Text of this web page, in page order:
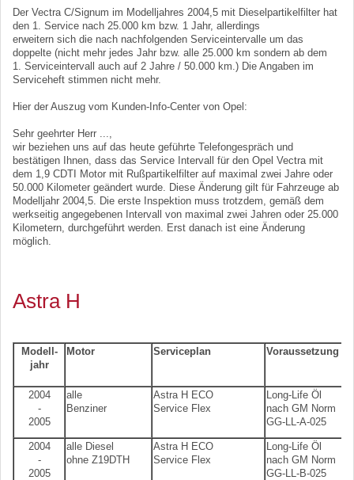
Der Vectra C/Signum im Modelljahres 2004,5 mit Dieselpartikelfilter hat
den 1. Service nach 25.000 km bzw. 1 Jahr, allerdings
erweitern sich die nach nachfolgenden Serviceintervalle um das
doppelte (nicht mehr jedes Jahr bzw. alle 25.000 km sondern ab dem
1. Serviceintervall auch auf 2 Jahre / 50.000 km.) Die Angaben im
Serviceheft stimmen nicht mehr.
Hier der Auszug vom Kunden-Info-Center von Opel:
Sehr geehrter Herr ...,
wir beziehen uns auf das heute geführte Telefongespräch und
bestätigen Ihnen, dass das Service Intervall für den Opel Vectra mit
dem 1,9 CDTI Motor mit Rußpartikelfilter auf maximal zwei Jahre oder
50.000 Kilometer geändert wurde. Diese Änderung gilt für Fahrzeuge ab
Modelljahr 2004,5. Die erste Inspektion muss trotzdem, gemäß dem
werkseitig angegebenen Intervall von maximal zwei Jahren oder 25.000
Kilometern, durchgeführt werden. Erst danach ist eine Änderung
möglich.
Astra H
Modell-
jahr
Motor Serviceplan Voraussetzung
2004
-
2005
alle
Benziner
Astra H ECO
Service Flex
Long-Life Öl
nach GM Norm
GG-LL-A-025
2004
-
2005
alle Diesel
ohne Z19DTH
Astra H ECO
Service Flex
Long-Life Öl
nach GM Norm
GG-LL-B-025